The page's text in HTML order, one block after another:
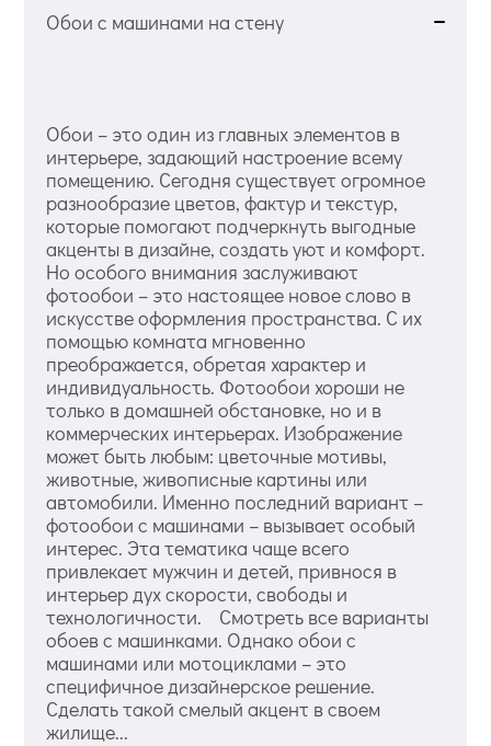
Обои с машинами на стену
Обои – это один из главных элементов в
интерьере, задающий настроение всему
помещению. Сегодня существует огромное
разнообразие цветов, фактур и текстур,
которые помогают подчеркнуть выгодные
акценты в дизайне, создать уют и комфорт.
Но особого внимания заслуживают
фотообои – это настоящее новое слово в
искусстве оформления пространства. С их
помощью комната мгновенно
преображается, обретая характер и
индивидуальность. Фотообои хороши не
только в домашней обстановке, но и в
коммерческих интерьерах. Изображение
может быть любым: цветочные мотивы,
животные, живописные картины или
автомобили. Именно последний вариант –
фотообои с машинами – вызывает особый
интерес. Эта тематика чаще всего
привлекает мужчин и детей, привнося в
интерьер дух скорости, свободы и
технологичности. Смотреть все варианты
обоев с машинками. Однако обои с
машинами или мотоциклами – это
специфичное дизайнерское решение.
Сделать такой смелый акцент в своем
жилище...